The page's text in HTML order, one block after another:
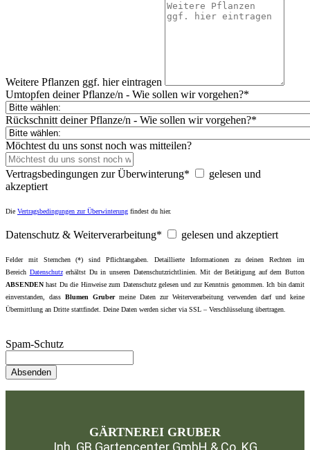
Weitere Pflanzen ggf. hier eintragen
Umtopfen deiner Pflanze/n - Wie sollen wir vorgehen?*
Rückschnitt deiner Pflanze/n - Wie sollen wir vorgehen?*
Möchtest du uns sonst noch was mitteilen?
Vertragsbedingungen zur Überwinterung*
gelesen und
akzeptiert
Die Vertragsbedingungen zur Überwinterung findest du hier.
Datenschutz & Weiterverarbeitung* gelesen und akzeptiert
Felder mit Sternchen (*) sind Pflichtangaben. Detaillierte Informationen zu deinen Rechten im
Bereich Datenschutzerhältst Du in unseren Datenschutzrichtlinien. Mit der Betätigung auf dem Button
ABSENDEN hast Du die Hinweise zum Datenschutz gelesen und zur Kenntnis genommen. Ich bin damit
einverstanden, dass Blumen Grubermeine Daten zur Weiterverarbeitung verwenden darf und keine
Übermittlung an Dritte stattfindet. Deine Daten werden sicher via SSL – Verschlüsselung übertragen.
Spam-Schutz
GÄRTNEREI GRUBER